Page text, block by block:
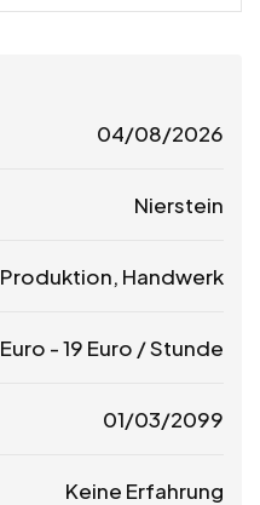
04/08/2026
Nierstein
Produktion, Handwerk
Euro -19 Euro / Stunde
01/03/2099
Keine Erfahrung